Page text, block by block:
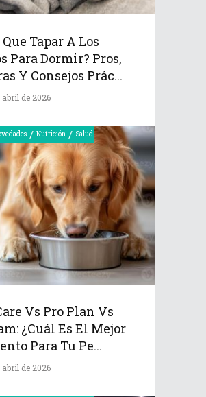
Tapar A Los
Para Dormir? Pros,
Y Consejos Prác...
abril de 2026
/ Nutrición / Salud
Vs Pro Plan Vs
¿Cuál Es El Mejor
Para Tu Pe...
abril de 2026